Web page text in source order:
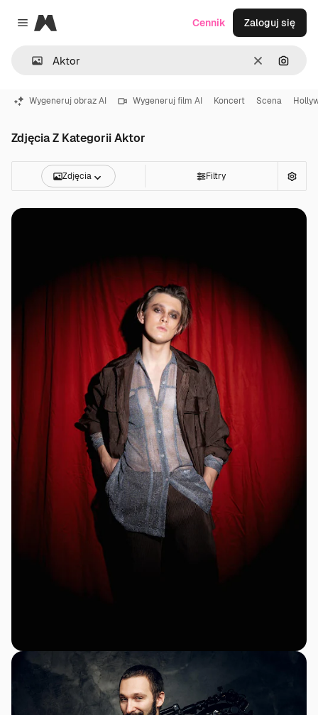
Close menu
Magnific
WyczyśćSzukaj
Cennik Zaloguj się
Wygeneruj obraz AI Wygeneruj film AI Koncert Scena
Zdjęcia Z Kategorii Aktor
Zdjęcia Filtry